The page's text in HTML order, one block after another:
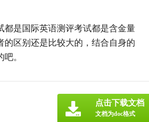
都是国际英语测评考试都是含金量
的区别还是比较大的，结合自身的
。
点击下载文档
文档为doc格式